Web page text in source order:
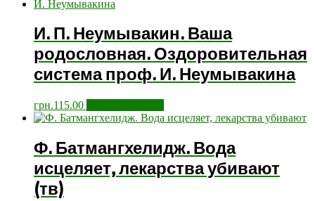
И. П. Неумывакин. Ваша
родословная. Оздоровительная
система проф. И. Неумывакина
грн.115.00
Ф. Батмангхелидж. Вода
исцеляет, лекарства убивают
(тв)